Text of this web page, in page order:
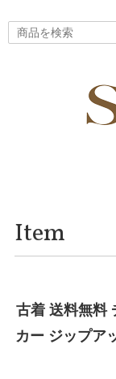
Item
古着 送料無料
カー ジップア